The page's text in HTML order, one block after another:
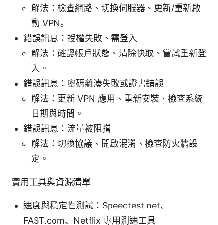
解法：檢查網路、切換伺服器、更新/重新啟
動 VPN。
錯誤訊息：授權失敗、需登入
解法：確認帳戶狀態、清除快取、嘗試重新登
入。
錯誤訊息：密碼雜湊失敗或證書錯誤
解法：更新 VPN 應用、重新安裝、檢查系統
日期與時間。
錯誤訊息：流量被阻擋
解法：切換協議、開啟混淆、檢查防火牆設
定。
實用工具與資源清單
速度與穩定性測試：Speedtest.net、
FAST.com、Netflix 專用測速工具